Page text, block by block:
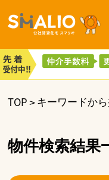
TOP キーワードか
物件検索結果